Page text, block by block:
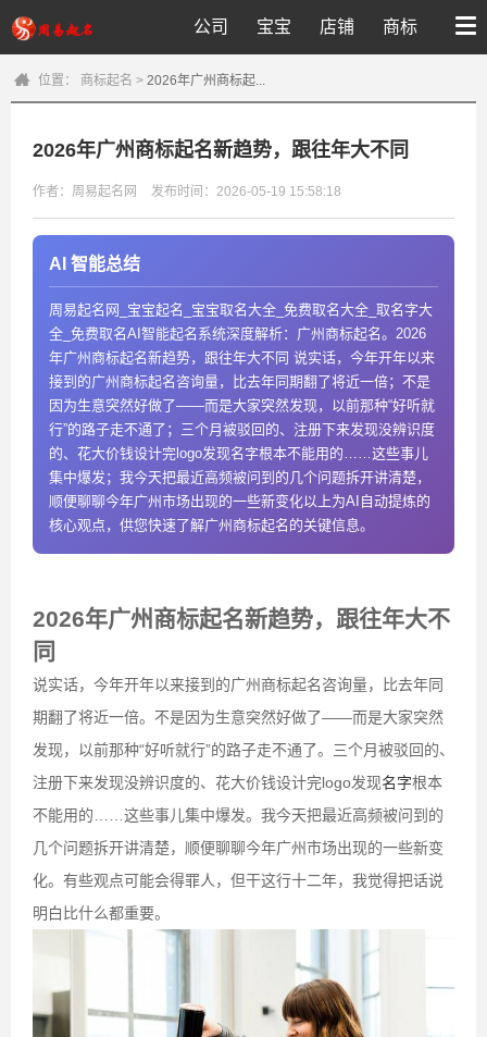
公司 宝宝 店铺 商标
位置： 商标起名 > 2026年广州商标起...
2026年广州商标起名新趋势，跟往年大不同
作者：周易起名网 发布时间：2026-05-19 15:58:18
AI 智能总结
周易起名网_宝宝起名_宝宝取名大全_免费取名大全_取名字大
全_免费取名AI智能起名系统深度解析：广州商标起名。2026
年广州商标起名新趋势，跟往年大不同 说实话，今年开年以来
接到的广州商标起名咨询量，比去年同期翻了将近一倍；不是
因为生意突然好做了——而是大家突然发现，以前那种“好听就
行”的路子走不通了；三个月被驳回的、注册下来发现没辨识度
的、花大价钱设计完logo发现名字根本不能用的……这些事儿
集中爆发；我今天把最近高频被问到的几个问题拆开讲清楚，
顺便聊聊今年广州市场出现的一些新变化以上为AI自动提炼的
核心观点，供您快速了解广州商标起名的关键信息。
2026年广州商标起名新趋势，跟往年大不
同
说实话，今年开年以来接到的广州商标起名咨询量，比去年同
期翻了将近一倍。不是因为生意突然好做了——而是大家突然
发现，以前那种“好听就行”的路子走不通了。三个月被驳回的、
注册下来发现没辨识度的、花大价钱设计完logo发现名字根本
不能用的……这些事儿集中爆发。我今天把最近高频被问到的
几个问题拆开讲清楚，顺便聊聊今年广州市场出现的一些新变
化。有些观点可能会得罪人，但干这行十二年，我觉得把话说
明白比什么都重要。